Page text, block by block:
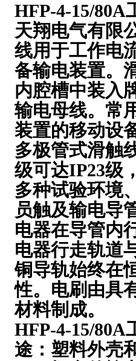
HFP-4-15/80A
天翔电气有限
线用于工作电
备输电装置。
内腔槽中装入
输电母线。常
装置的移动设
多极管式滑触
级可达IP23级
多种试验环境
员触及输电导
电器在导管内
电器行走轨道
铜导轨始终在
性。电刷由具
材料制成。
HFP-4-15/80A
途：塑料外壳